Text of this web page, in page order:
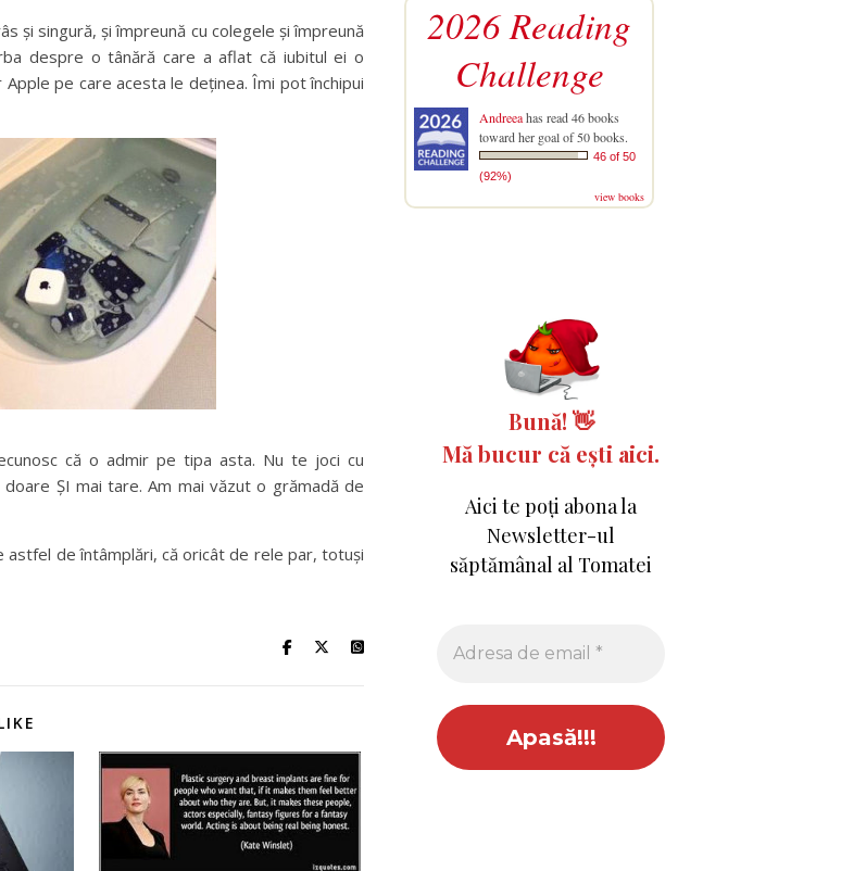
și singură, și împreună cu colegele și împreună
despre o tânără care a aflat că iubitul ei o
pe care acesta le deținea. Îmi pot închipui
că o admir pe tipa asta. Nu te joci cu
ȘI mai tare. Am mai văzut o grămadă de
de întâmplări, că oricât de rele par, totuși
2026 Reading
Challenge
Andreeahas read 46 books
toward her goal of 50 books.
46 of 50
(92%)
view books
Bună! 👋
Mă bucur că ești aici.
Aici te poți abona la
Newsletter-ul
săptămânal al Tomatei